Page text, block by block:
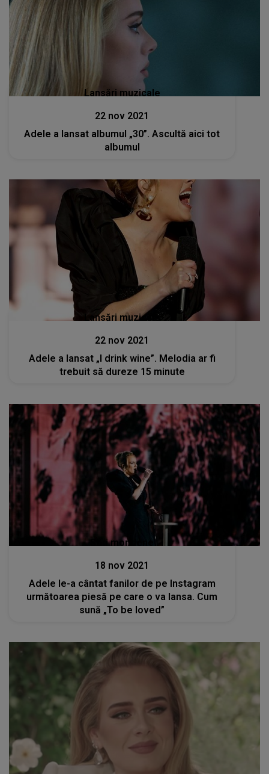
Lansări muzicale
22 nov 2021
Adele a lansat albumul „30”. Ascultă aici tot
albumul
Lansări muzicale
22 nov 2021
Adele a lansat „I drink wine”. Melodia ar fi
trebuit să dureze 15 minute
Stiri mondene
18 nov 2021
Adele le-a cântat fanilor de pe Instagram
următoarea piesă pe care o va lansa. Cum
sună „To be loved”